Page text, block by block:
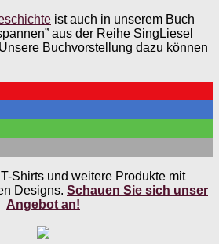
ist auch in unserem Buch
aus der Reihe SingLiesel
Buchvorstellung dazu können
Shirts und weitere Produkte mit
Designs. Schauen Sie sich unser
Angebot an!